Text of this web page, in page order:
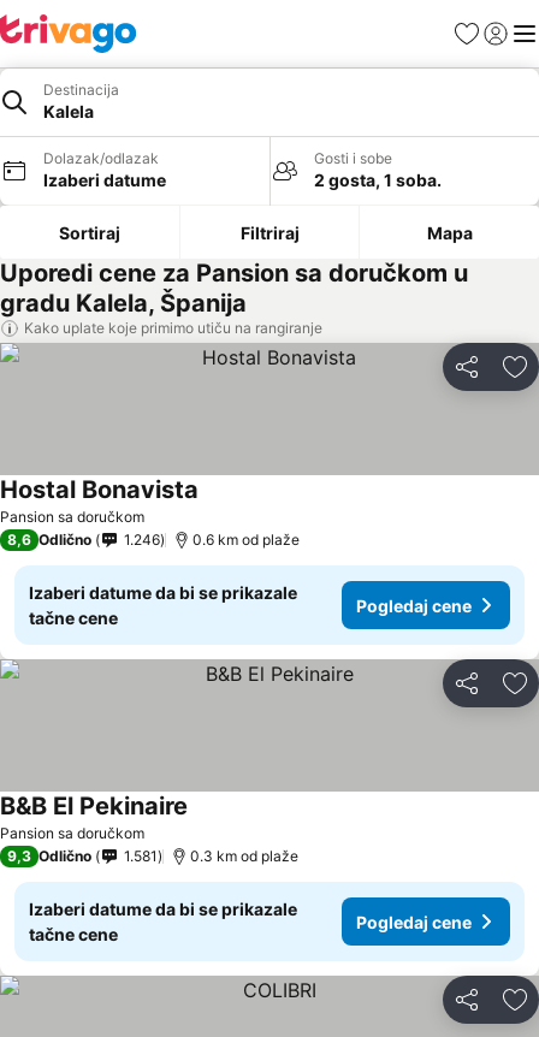
FavoritiPrijavi
Destinacija
Kalela
Dolazak/odlazak
Izaberi datume
Gosti i sobe
2 gosta, 1 soba.
Sortiraj Filtriraj Mapa
Uporedi cene za Pansion sa doručkom u
gradu Kalela, Španija
Kako uplate koje primimo utiču na rangiranje
Deli
Pansion sa doručkom
Hostal Bonavista
8,6 Odlično 1.246 0.6 km od plaže
Izaberi datume da bi se prikazale
tačne cene
Pogledaj cene
Deli
Pansion sa doručkom
B&B El Pekinaire
9,3 Odlično 1.581 0.3 km od plaže
Izaberi datume da bi se prikazale
tačne cene
Pogledaj cene
Deli